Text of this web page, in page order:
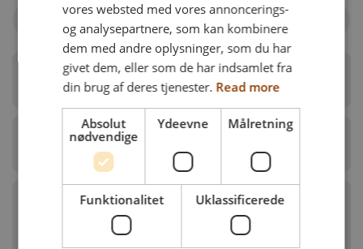
Komplet bremse
Forlængelse af bremsehåndtag
Enhåndsbremse (kun til
tromlebremsehjul)
GERMAN
NORWEGIAN
vores websted med vores annoncerings-
og analysepartnere, som kan kombinere
dem med andre oplysninger, som du har
givet dem, eller som de har indsamlet fra
din brug af deres tjenester. Read more
Absolut
nødvendige
Ydeevne Målretning
Funktionalitet Uklassificerede